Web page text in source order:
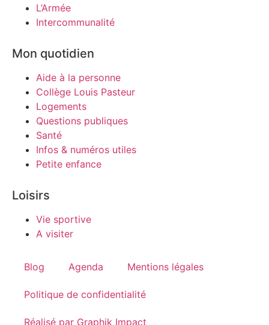
L’Armée
Intercommunalité
Mon quotidien
Aide à la personne
Collège Louis Pasteur
Logements
Questions publiques
Santé
Infos & numéros utiles
Petite enfance
Loisirs
Vie sportive
A visiter
Blog Agenda Mentions légales
Politique de confidentialité
Réalisé par Graphik Impact